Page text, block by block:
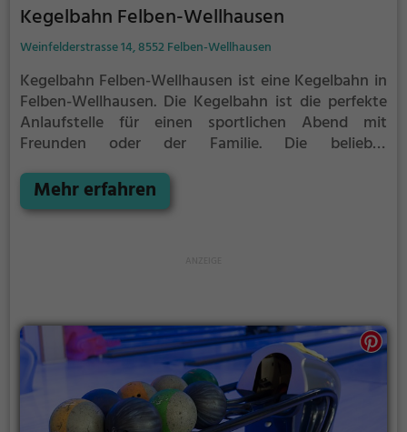
Kegelbahn Felben-Wellhausen
Weinfelderstrasse 14, 8552 Felben-Wellhausen
Kegelbahn Felben-Wellhausen ist eine Kegelbahn in
Felben-Wellhausen. Die Kegelbahn ist die perfekte
Anlaufstelle für einen sportlichen Abend mit
Freunden oder der Familie. Die beliebte
kalten Tagen eine geeignete Freizeitbeschäftigung,
sportliche Betätigung und Wettbewerbscharakter
Mehr erfahren